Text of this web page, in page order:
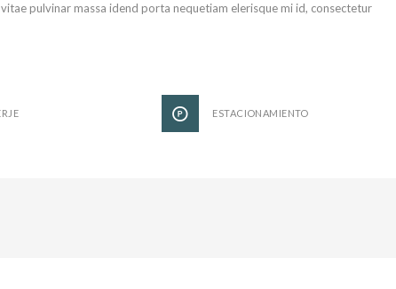
pulvinar massa idend porta nequetiam elerisque mi id, consectetur
ESTACIONAMIENTO